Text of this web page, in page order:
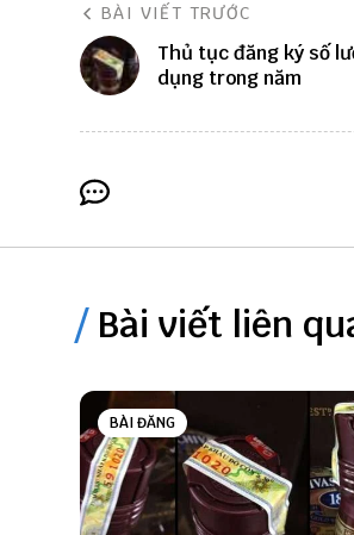
BÀI VIẾT TRƯỚC
Thủ tục đăng ký số
dụng trong năm
Bài viết liên
BÀI ĐĂNG